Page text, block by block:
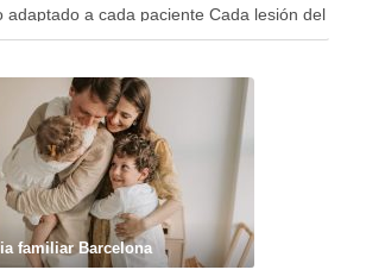
adaptado a cada paciente Cada lesión del
es diferente y, por …
familiar Barcelona